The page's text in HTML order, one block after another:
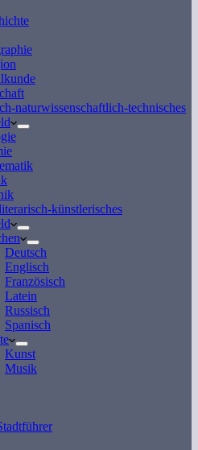
naturwissenschaftlich-technisches
künstlerisches
Deutsch
Englisch
Französisch
Latein
Russisch
Spanisch
Kunst
Musik